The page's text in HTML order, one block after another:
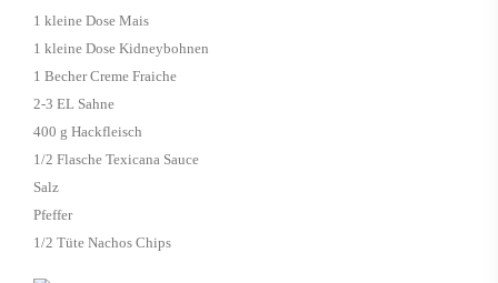
1 kleine Dose Mais
1 kleine Dose Kidneybohnen
1 Becher Creme Fraiche
2-3 EL Sahne
400 g Hackfleisch
1/2 Flasche Texicana Sauce
Salz
Pfeffer
1/2 Tüte Nachos Chips